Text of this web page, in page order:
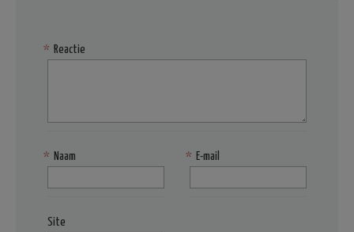
Reactie
*
Naam
* E-mail
*
Site